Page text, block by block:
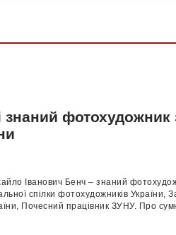
знаний фотохудожник
Іванович Бенч – знаний
спілки фотохудожників України,
Почесний працівник ЗУНУ. Про